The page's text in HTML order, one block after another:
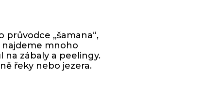
„šamana“,
najdeme mnoho
na zábaly a peelingy.
řeky nebo jezera.